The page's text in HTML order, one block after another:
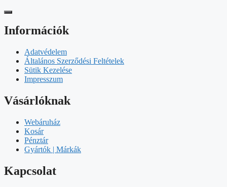
Információk
Adatvédelem
Általános Szerződési Feltételek
Sütik Kezelése
Impresszum
Vásárlóknak
Webáruház
Kosár
Pénztár
Gyártók | Márkák
Kapcsolat